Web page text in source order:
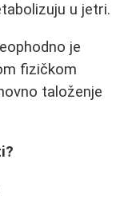
u jetri.
je
fizičkom
taloženje